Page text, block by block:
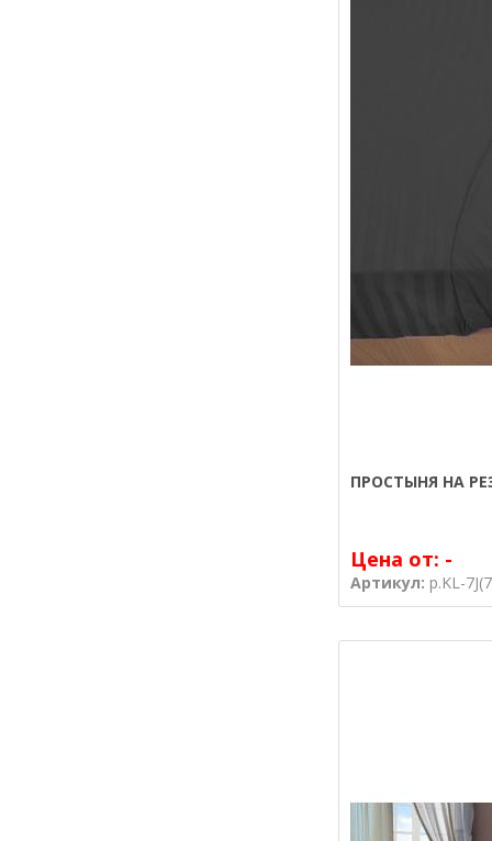
ПРОСТЫНЯ НА
Цена от: -
Артикул: р.KL-